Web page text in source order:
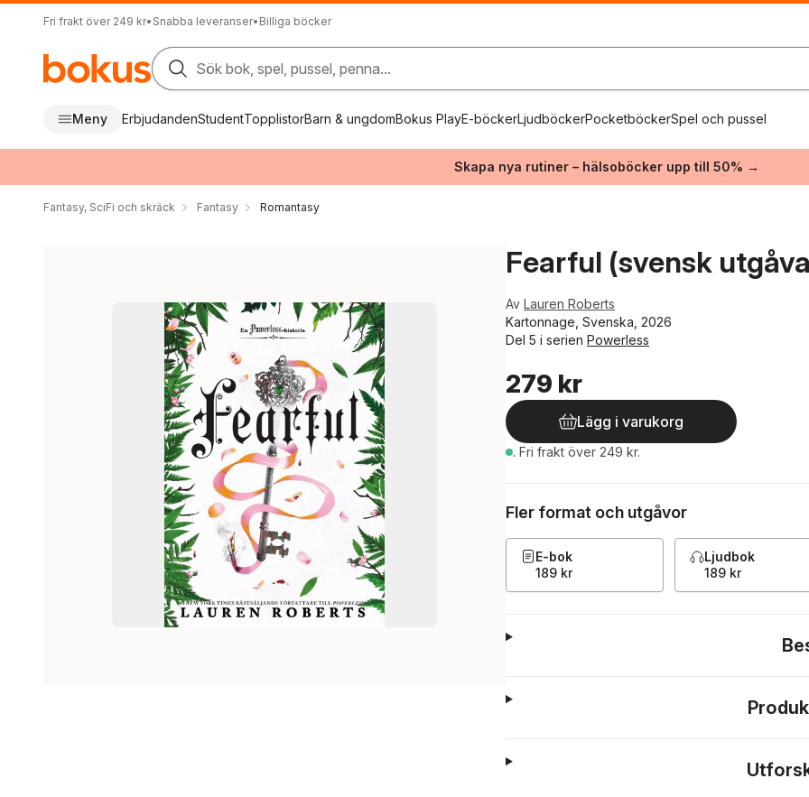
Fri frakt över 249 kr• Snabba leveranser• Billiga böcker
Sök bok, spel, pussel, penna...
Meny ErbjudandenStudentTopplistorBarn & ungdomBokus PlayE-böckerLjudböckerPocketböckerSpel och pussel
Skapa nya rutiner – hälsoböcker upp till 50% →
Fantasy, SciFi och skräck Fantasy Romantasy
Fearful (svensk
Av Lauren Roberts
Kartonnage, Svenska, 2026
Del 5 i serien Powerless
279 kr
Lägg i varukorg
. Fri frakt över 249 kr.
Fler format och utgåvor
E-bok
189 kr
Ljudbok
189 kr